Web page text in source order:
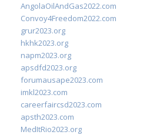
AngolaOilAndGas2022.com
Convoy4Freedom2022.com
grur2023.org
hkhk2023.org
napm2023.org
apsdfd2023.org
forumausape2023.com
imkl2023.com
careerfaircsd2023.com
apsth2023.com
MedItRio2023.org